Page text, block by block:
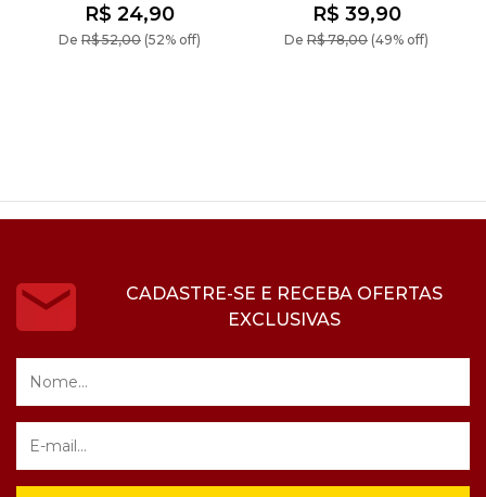
De R$ 52,00 (52% off)
R$ 24,90
De R$ 78,00 (49% off)
R$ 39,90
CADASTRE-SE E RECEBA OFERTAS
EXCLUSIVAS